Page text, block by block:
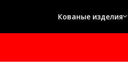
Кованые изделия